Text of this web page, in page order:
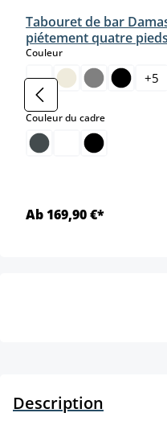
Tabouret de bar
piétement quatre pieds
Couleurselect
+5
Couleur du cadreselect
Ab 169,90 €*
Description